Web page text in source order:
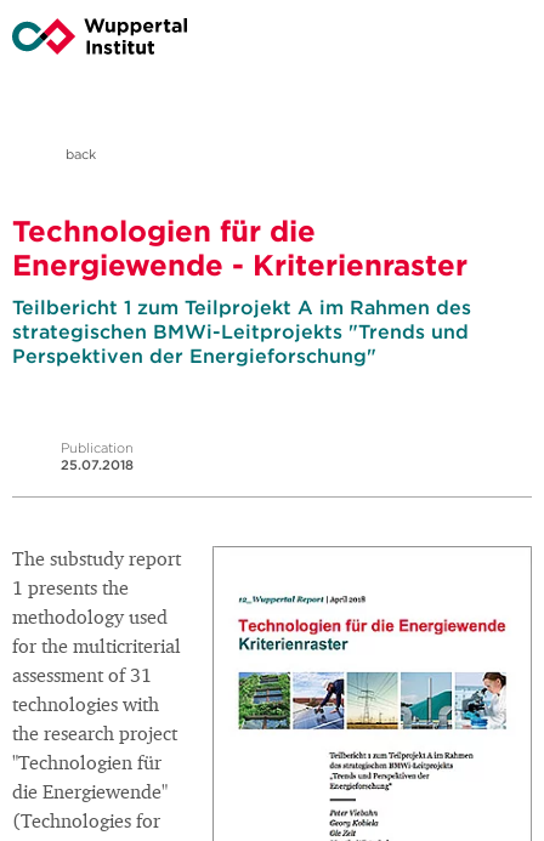
back
Technologien für die
Energiewende - Kriterienraster
Teilbericht 1 zum Teilprojekt A im Rahmen des
strategischen BMWi-Leitprojekts "Trends und
Perspektiven der Energieforschung"
Publication
25.07.2018
The substudy report
1 presents the
methodology used
for the multicriterial
assessment of 31
technologies with
the research project
"Technologien für
die Energiewende"
(Technologies for